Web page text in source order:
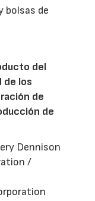
bolsas de
del
de los
de
de
Dennison
/